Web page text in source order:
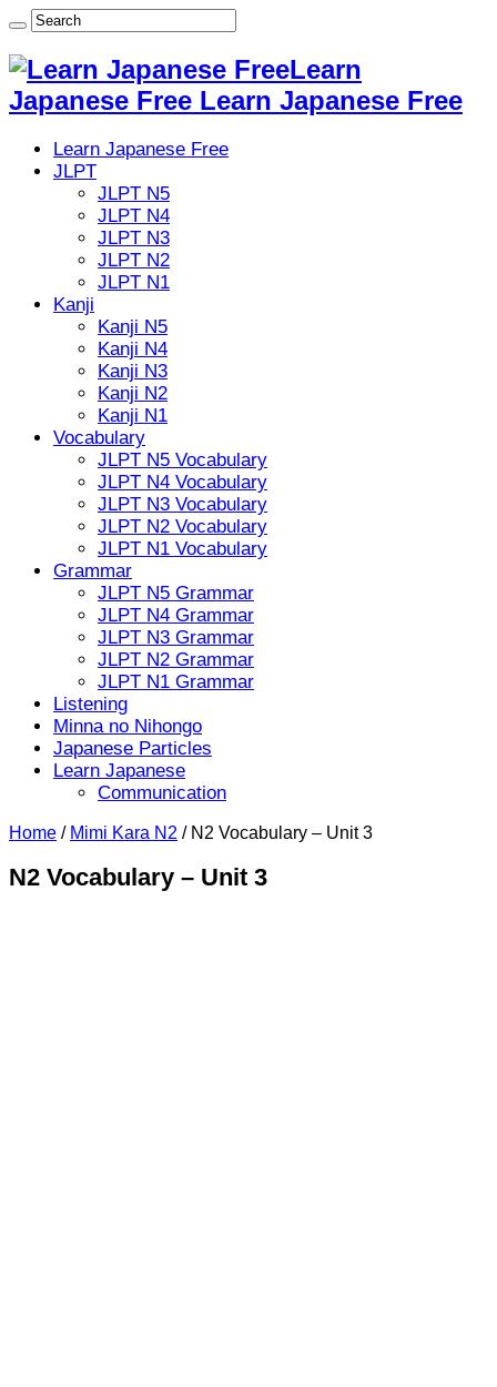
Learn
Japanese Free Learn Japanese Free
Learn Japanese Free
JLPT
JLPT N5
JLPT N4
JLPT N3
JLPT N2
JLPT N1
Kanji
Kanji N5
Kanji N4
Kanji N3
Kanji N2
Kanji N1
Vocabulary
JLPT N5 Vocabulary
JLPT N4 Vocabulary
JLPT N3 Vocabulary
JLPT N2 Vocabulary
JLPT N1 Vocabulary
Grammar
JLPT N5 Grammar
JLPT N4 Grammar
JLPT N3 Grammar
JLPT N2 Grammar
JLPT N1 Grammar
Listening
Minna no Nihongo
Japanese Particles
Learn Japanese
Communication
Home / Mimi Kara N2 / N2 Vocabulary – Unit 3
N2 Vocabulary – Unit 3